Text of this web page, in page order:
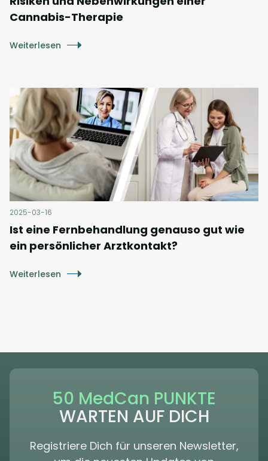
Cannabis-Therapie
Weiterlesen
2025-03-16
Ist eine Fernbehandlung genauso gut wie
ein persönlicher Arztkontakt?
Weiterlesen
50 MedCan PUNKTE
WARTEN AUF DICH
Registriere Dich für unseren Newsletter,